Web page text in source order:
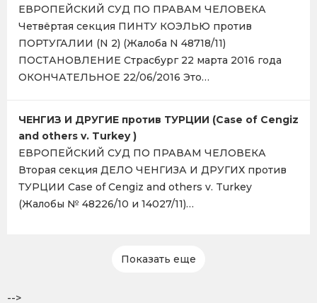
ЕВРОПЕЙСКИЙ СУД ПО ПРАВАМ ЧЕЛОВЕКА
Четвёртая секция ПИНТУ КОЭЛЬЮ против
ПОРТУГАЛИИ (N 2) (Жалоба N 48718/11)
ПОСТАНОВЛЕНИЕ Страсбург 22 марта 2016 года
ОКОНЧАТЕЛЬНОЕ 22/06/2016 Это…
ЧЕНГИЗ И ДРУГИЕ против ТУРЦИИ (Case of Cengiz
and others v. Turkey )
ЕВРОПЕЙСКИЙ СУД ПО ПРАВАМ ЧЕЛОВЕКА
Вторая секция ДЕЛО ЧЕНГИЗА И ДРУГИХ против
ТУРЦИИ Case of Cengiz and others v. Turkey
(Жалобы № 48226/10 и 14027/11)…
Показать еще
-->